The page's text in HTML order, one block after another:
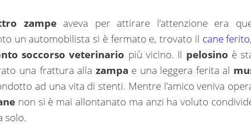
zampeaveva per attirare l’attenzione era
un automobilista si è fermato e, trovato il cane ferito
soccorso veterinario più vicino. Il pelosino è
una frattura alla zampa e una leggera ferita al
ad una vita di stenti. Mentre l’amico veniva
non si è mai allontanato ma anzi ha voluto
solo.